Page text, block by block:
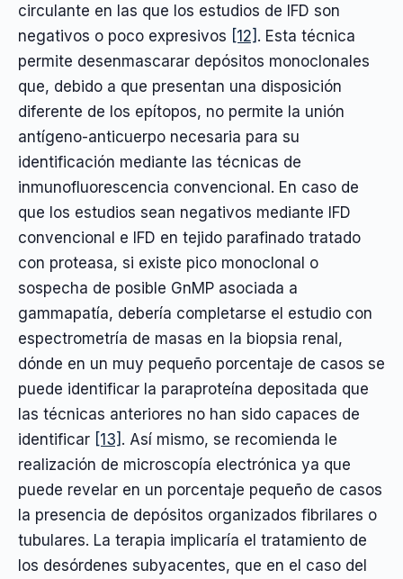
circulante en las que los estudios de IFD son
negativos o poco expresivos [12] . Esta técnica
permite desenmascarar depósitos monoclonales
que, debido a que presentan una disposición
diferente de los epítopos, no permite la unión
antígeno-anticuerpo necesaria para su
identificación mediante las técnicas de
inmunofluorescencia convencional. En caso de
que los estudios sean negativos mediante IFD
convencional e IFD en tejido parafinado tratado
con proteasa, si existe pico monoclonal o
sospecha de posible GnMP asociada a
gammapatía, debería completarse el estudio con
espectrometría de masas en la biopsia renal,
dónde en un muy pequeño porcentaje de casos se
puede identificar la paraproteína depositada que
las técnicas anteriores no han sido capaces de
identificar [13] . Así mismo, se recomienda le
realización de microscopía electrónica ya que
puede revelar en un porcentaje pequeño de casos
la presencia de depósitos organizados fibrilares o
tubulares. La terapia implicaría el tratamiento de
los desórdenes subyacentes, que en el caso del